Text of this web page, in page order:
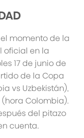
momento de la
oficial en la
17 de junio de
de la Copa
vs Uzbekistán),
Colombia).
del pitazo
cuenta.